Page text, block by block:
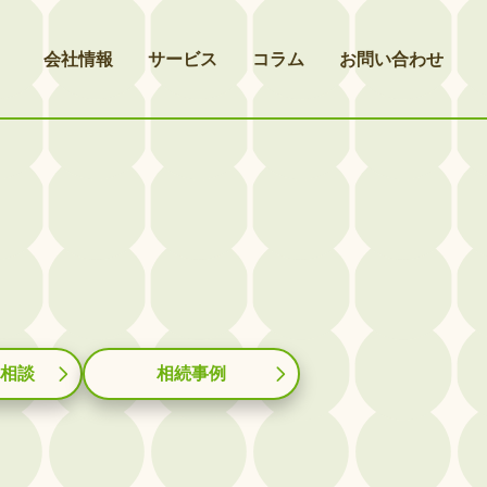
会社情報 サービス コラム お問い合わせ
談 相続事例